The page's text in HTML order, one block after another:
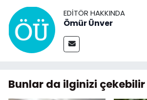
EDITÖR HAKKINDA
Ömür Ünver
Bunlar da ilginizi çekebilir